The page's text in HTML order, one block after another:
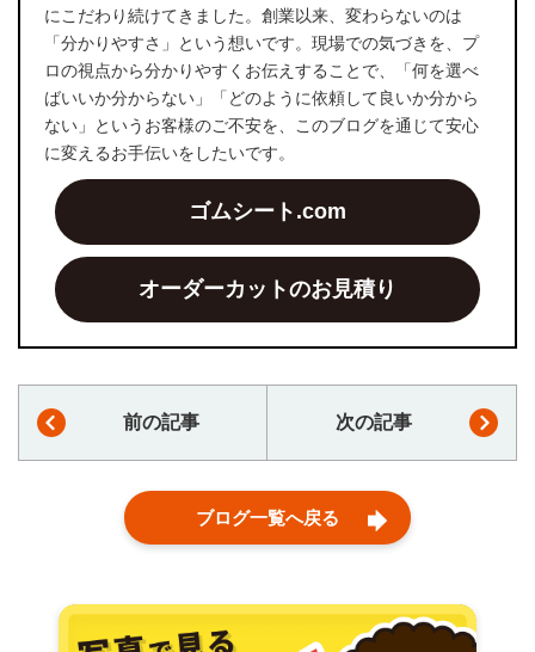
にこだわり続けてきました。創業以来、変わらないのは
「分かりやすさ」という想いです。現場での気づきを、プ
ロの視点から分かりやすくお伝えすることで、「何を選べ
ばいいか分からない」「どのように依頼して良いか分から
ない」というお客様のご不安を、このブログを通じて安心
に変えるお手伝いをしたいです。
ゴムシート.com
オーダーカットのお見積り
前の記事 次の記事
ブログ一覧へ戻る